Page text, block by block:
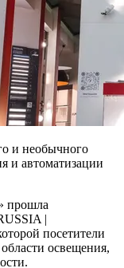
и необычного
и автоматизации
прошла
|
посетители
освещения,